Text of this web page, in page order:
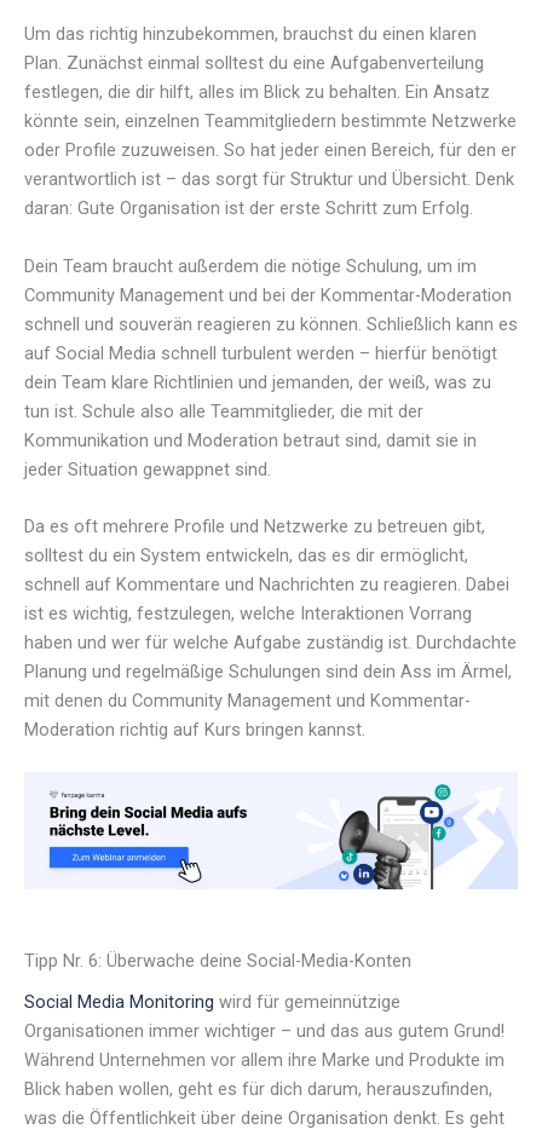
Um das richtig hinzubekommen, brauchst du einen klaren
Plan. Zunächst einmal solltest du eine Aufgabenverteilung
festlegen, die dir hilft, alles im Blick zu behalten. Ein Ansatz
könnte sein, einzelnen Teammitgliedern bestimmte Netzwerke
oder Profile zuzuweisen. So hat jeder einen Bereich, für den er
verantwortlich ist – das sorgt für Struktur und Übersicht. Denk
daran: Gute Organisation ist der erste Schritt zum Erfolg.
Dein Team braucht außerdem die nötige Schulung, um im
Community Management und bei der Kommentar-Moderation
schnell und souverän reagieren zu können. Schließlich kann es
auf Social Media schnell turbulent werden – hierfür benötigt
dein Team klare Richtlinien und jemanden, der weiß, was zu
tun ist. Schule also alle Teammitglieder, die mit der
Kommunikation und Moderation betraut sind, damit sie in
jeder Situation gewappnet sind.
Da es oft mehrere Profile und Netzwerke zu betreuen gibt,
solltest du ein System entwickeln, das es dir ermöglicht,
schnell auf Kommentare und Nachrichten zu reagieren. Dabei
ist es wichtig, festzulegen, welche Interaktionen Vorrang
haben und wer für welche Aufgabe zuständig ist. Durchdachte
Planung und regelmäßige Schulungen sind dein Ass im Ärmel,
mit denen du Community Management und Kommentar-
Moderation richtig auf Kurs bringen kannst.
Tipp Nr. 6: Überwache deine Social-Media-Konten
Social Media Monitoring wird für gemeinnützige
Organisationen immer wichtiger – und das aus gutem Grund!
Während Unternehmen vor allem ihre Marke und Produkte im
Blick haben wollen, geht es für dich darum, herauszufinden,
was die Öffentlichkeit über deine Organisation denkt. Es geht